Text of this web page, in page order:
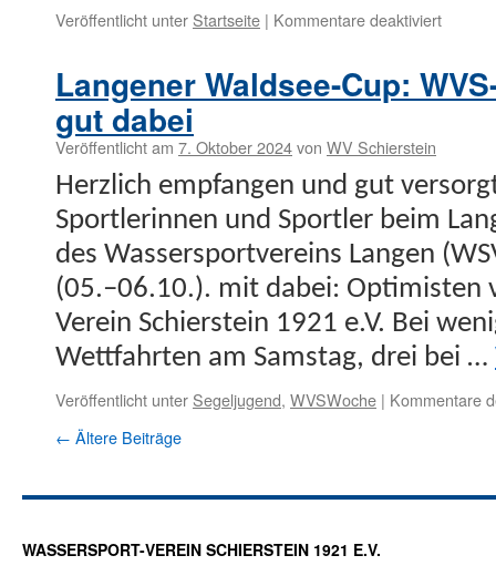
Veröffentlicht unter Startseite | Kommentare deaktiviertfür
beim
Langener Waldsee-Cup:
gut dabei
Veröffentlicht am 7. Oktober 2024von WV Schierstein
Her­zlich emp­fan­gen und gut
Sport­lerin­nen und Sportler beim
des Wasser­sportvere­ins Lan­gen
(05.–06.10.). mit dabei: Opti­mis­ten
Vere­in Schier­stein 1921 e.V. Bei
Wet­tfahrten am Sam­stag, drei bei …
Veröffentlicht unter Segeljugend, WVSWoche | Kommentare
← Ältere Beiträge
WASSERSPORT-VEREIN SCHIERSTEIN 1921 E.V.